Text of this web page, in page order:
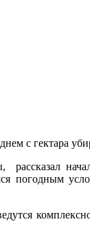
с гектара
погодным